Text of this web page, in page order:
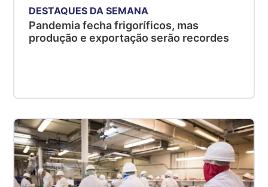
DESTAQUES DA SEMANA
Pandemia fecha frigoríficos, mas
produção e exportação serão recordes